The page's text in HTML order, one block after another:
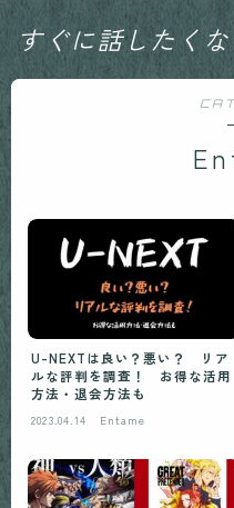
すぐに話したく
U-NEXTは良い？悪い？ リア
ルな評判を調査！ お得な活用
方法・退会方法も
2023.04.14 Entame